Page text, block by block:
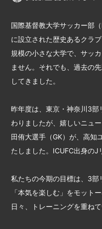
国際基督教大学サッカー部
に設立された歴史あるクラ
規模の小さな大学で、サッ
ません。それでも、過去の
してきました。
昨年度は、東京・神奈川3
わりましたが、嬉しいニュ
田侑大選手（GK）が、高知
たしました。ICUFC出身のJ
私たちの今期の目標は、3部
「本気を楽しむ」をモット
日々、トレーニングを重ねて